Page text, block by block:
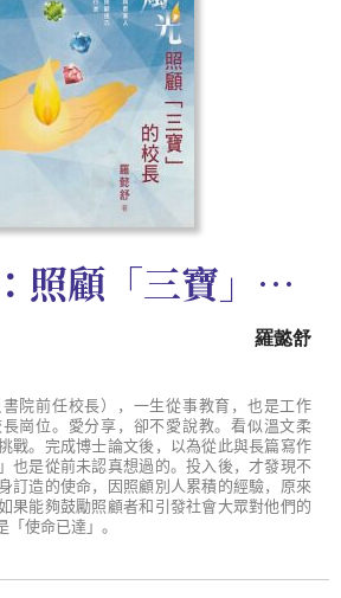
夜幕燭光：照顧「三寶」的校長
羅懿舒
院前任校長），一生從事教育，也是工作
崗位。愛分享，卻不愛說教。看似溫文柔
戰。完成博士論文後，以為從此與長篇寫作
也是從前未認真想過的。投入後，才發現不
訂造的使命，因照顧別人累積的經驗，原來
果能夠鼓勵照顧者和引發社會大眾對他們的
「使命已達」。